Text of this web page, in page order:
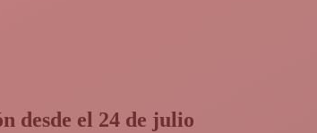
desde el 24 de julio